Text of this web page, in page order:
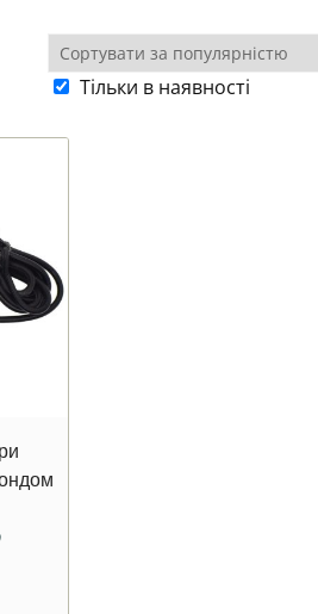
Тільки в наявності